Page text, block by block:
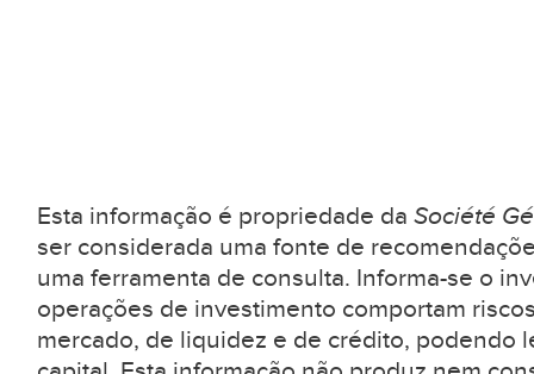
Esta informação é propriedade da Société
ser considerada uma fonte de
uma ferramenta de consulta. Informa-se o
operações de investimento comportam
mercado, de liquidez e de crédito, podendo